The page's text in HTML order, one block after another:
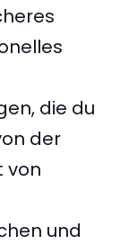
die du
der
von
und